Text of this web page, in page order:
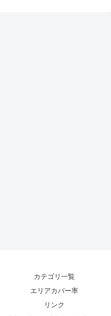
カテゴリ一覧
エリアカバー率
リンク